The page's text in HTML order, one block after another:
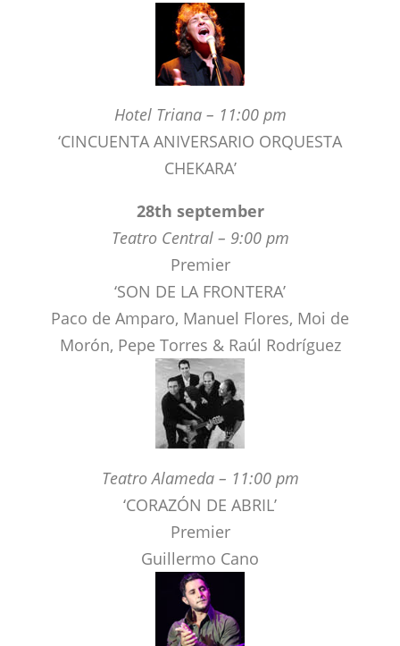
Hotel Triana – 11:00 pm
‘CINCUENTA ANIVERSARIO ORQUESTA
CHEKARA’
28th september
Teatro Central – 9:00 pm
‘SON DE LA FRONTERA’
Paco de Amparo, Manuel Flores, Moi de
Morón, Pepe Torres & Raúl Rodríguez
Teatro Alameda – 11:00 pm
‘CORAZÓN DE ABRIL’
Premier
Guillermo Cano
29th september
Teatro Lope de Vega – 9:00 pm